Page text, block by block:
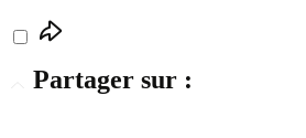
Partager sur :